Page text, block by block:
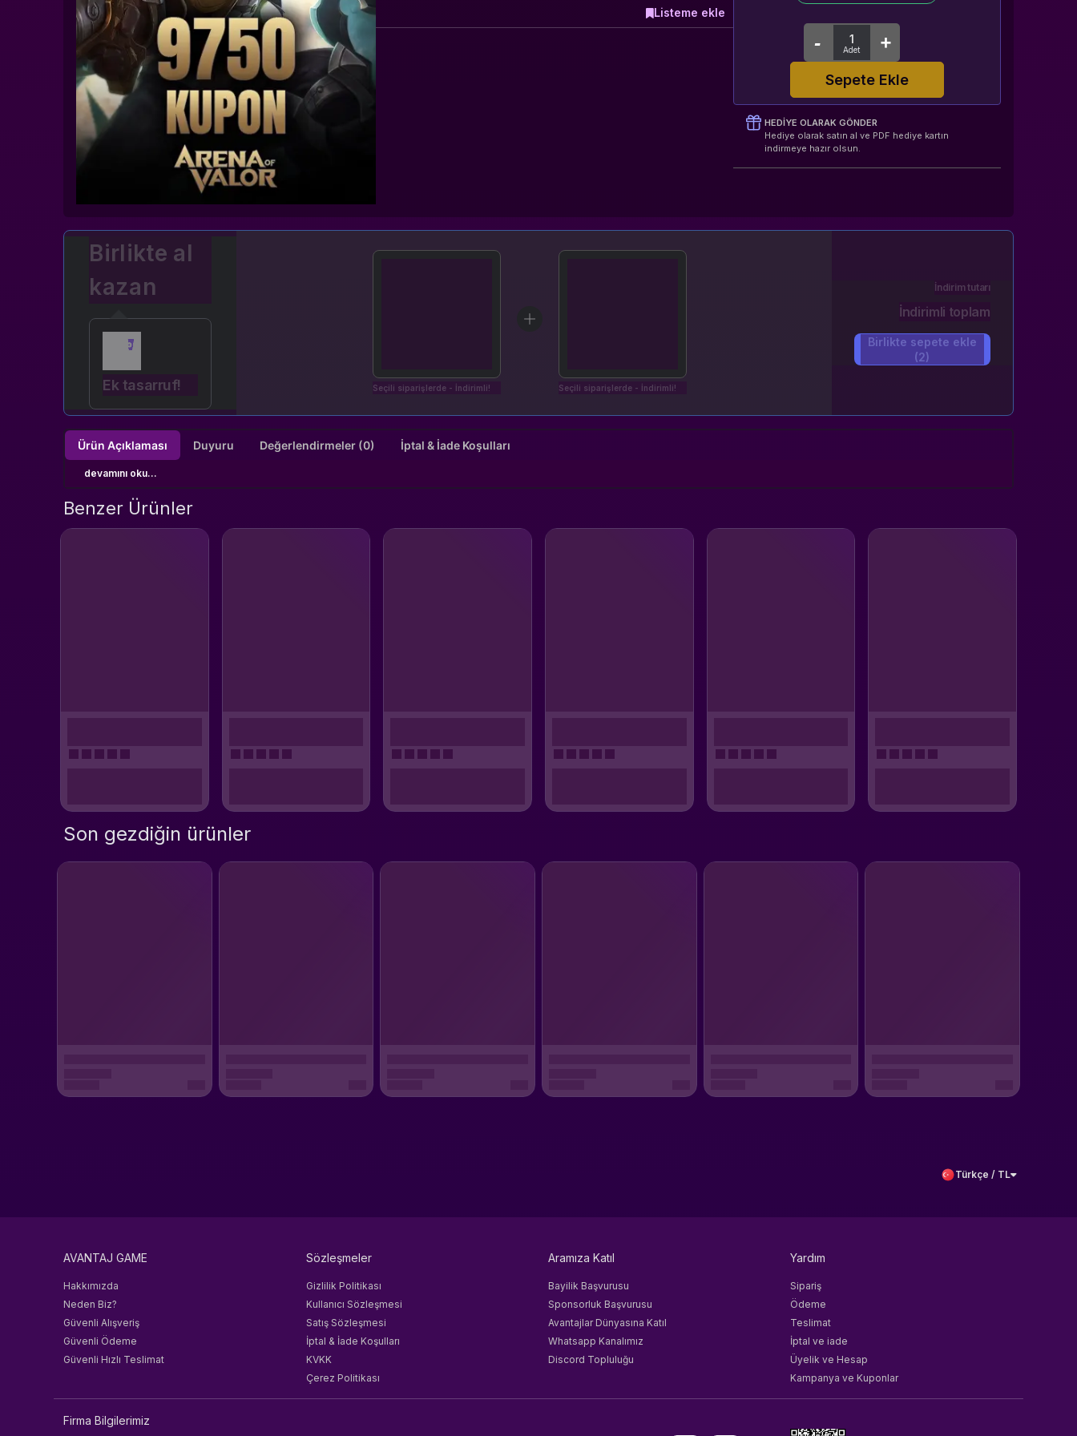
Listeme ekle
Sepete Ekle
HEDIYE OLARAK GÖNDER
Hediye olarak satın al ve PDF hediye kartın
indirmeye hazır olsun.
Birlikte al
kazan
Ek tasarruf! Seçili siparişlerde - İndirimli! Seçili siparişlerde - İndirimli!
İndirim tutarı
İndirimli toplam
Birlikte sepete ekle
(2)
Ürün Açıklaması Duyuru Değerlendirmeler (0) İptal & İade Koşulları
devamını oku...
Benzer Ürünler
Son gezdiğin ürünler
Türkçe / TL
AVANTAJ GAME
Hakkımızda
Neden Biz?
Güvenli Alışveriş
Güvenli Ödeme
Güvenli Hızlı Teslimat
Sözleşmeler
Gizlilik Politikası
Kullanıcı Sözleşmesi
Satış Sözleşmesi
İptal & İade Koşulları
KVKK
Çerez Politikası
Aramıza Katıl
Bayilik Başvurusu
Sponsorluk Başvurusu
Avantajlar Dünyasına Katıl
Whatsapp Kanalımız
Discord Topluluğu
Yardım
Sipariş
Ödeme
Teslimat
İptal ve iade
Üyelik ve Hesap
Kampanya ve Kuponlar
Firma Bilgilerimiz